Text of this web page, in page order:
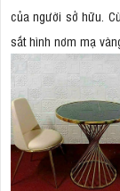
của người sở hữu.
sắt hình nơm mạ